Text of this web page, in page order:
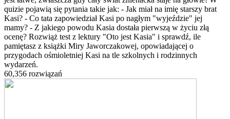
quizie pojawią się pytania takie jak: - Jak miał na imię starszy brat
Kasi? - Co tata zapowiedział Kasi po nagłym "wyjeździe" jej
mamy? - Z jakiego powodu Kasia dostała pierwszą w życiu złą
ocenę? Rozwiąż test z lektury "Oto jest Kasia" i sprawdź, ile
pamiętasz z książki Miry Jaworczakowej, opowiadającej o
przygodach ośmioletniej Kasi na tle szkolnych i rodzinnych
wydarzeń.
60,356 rozwiązań